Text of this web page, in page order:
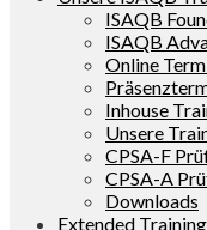
ISAQB
ISAQB
Online
Inhouse
Unsere
CPSA-F
CPSA-A
Downloads
Extended